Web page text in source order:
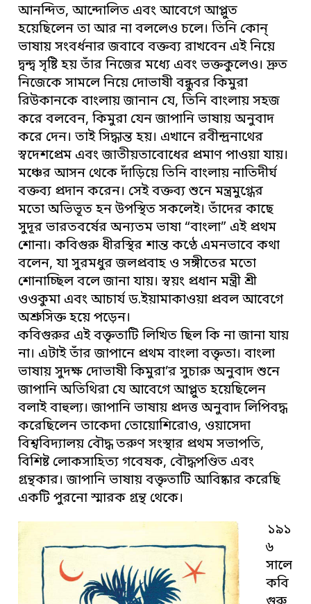
আনন্দিত, আন্দোলিত এবং আবেগে আপ্লুত
হয়েছিলেন তা আর না বললেও চলে। তিনি কোন্
ভাষায় সংবর্ধনার জবাবে বক্তব্য রাখবেন এই নিয়ে
দ্বন্দ্ব সৃষ্টি হয় তাঁর নিজের মধ্যে এবং ভক্তকুলেও। দ্রুত
নিজেকে সামলে নিয়ে দোভাষী বন্ধুবর কিমুরা
রিউকানকে বাংলায় জানান যে, তিনি বাংলায় সহজ
করে বলবেন, কিমুরা যেন জাপানি ভাষায় অনুবাদ
করে দেন। তাই সিদ্ধান্ত হয়। এখানে রবীন্দ্রনাথের
স্বদেশপ্রেম এবং জাতীয়তাবোধের প্রমাণ পাওয়া যায়।
মঞ্চের আসন থেকে দাঁড়িয়ে তিনি বাংলায় নাতিদীর্ঘ
বক্তব্য প্রদান করেন। সেই বক্তব্য শুনে মন্ত্রমুগ্ধের
মতো অভিভূত হন উপস্থিত সকলেই। তাঁদের কাছে
সুদূর ভারতবর্ষের অন্যতম ভাষা “বাংলা” এই প্রথম
শোনা। কবিগুরু ধীরস্থির শান্ত কণ্ঠে এমনভাবে কথা
বলেন, যা সুরমধুর জলপ্রবাহ ও সঙ্গীতের মতো
শোনাচ্ছিল বলে জানা যায়। স্বয়ং প্রধান মন্ত্রী শ্রী
ওওকুমা এবং আচার্য ড.ইয়ামাকাওয়া প্রবল আবেগে
অশ্রুসিক্ত হয়ে পড়েন।
কবিগুরুর এই বক্তৃতাটি লিখিত ছিল কি না জানা যায়
না। এটাই তাঁর জাপানে প্রথম বাংলা বক্তৃতা। বাংলা
ভাষায় সুদক্ষ দোভাষী কিমুরা’র সুচারু অনুবাদ শুনে
জাপানি অতিথিরা যে আবেগে আপ্লুত হয়েছিলেন
বলাই বাহুল্য। জাপানি ভাষায় প্রদত্ত অনুবাদ লিপিবদ্ধ
করেছিলেন তাকেদা তোয়োশিরোও, ওয়াসেদা
বিশ্ববিদ্যালয় বৌদ্ধ তরুণ সংস্থার প্রথম সভাপতি,
বিশিষ্ট লোকসাহিত্য গবেষক, বৌদ্ধপণ্ডিত এবং
গ্রন্থকার। জাপানি ভাষায় বক্তৃতাটি আবিষ্কার করেছি
একটি পুরনো স্মারক গ্রন্থ থেকে।
১৯১
৬
সালে
কবি